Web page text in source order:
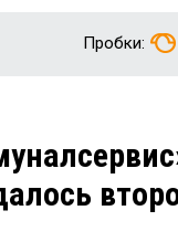
Пробки: